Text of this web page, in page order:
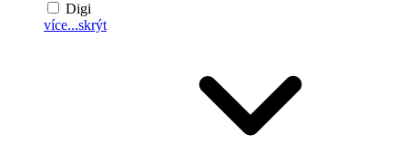
Digi
více...skrýt